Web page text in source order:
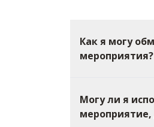
Как я могу
мероприятия?
Могу ли я